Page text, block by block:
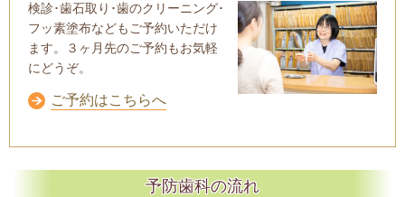
検診･歯石取り･歯のクリーニング･
フッ素塗布などもご予約いただけ
ます。３ヶ月先のご予約もお気軽
にどうぞ。
ご予約はこちらへ
予防歯科の流れ